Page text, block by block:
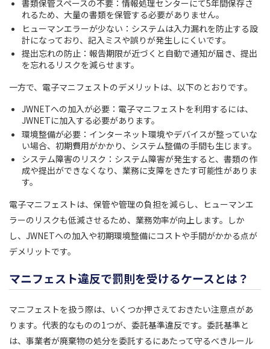
書類保管スペースの不要：情報処理センターにて5年間保存さ
れるため、大量の書類を保管する必要がありません。
ヒューマンエラーが少ない：システムは入力漏れを防止する設
計になっており、記入ミスや誤りが発生しにくいです。
提出忘れの防止：報告期限が近づくと自動で通知が届き、提出
を忘れるリスクを減らせます。
一方で、電子マニフェストのデメリットは、以下のとおりです。
JWNETへの加入が必要：電子マニフェストを利用するには、
JWNETに加入する必要があります。
環境整備が必要：インターネット環境やデバイスが整っていな
い場合、初期費用がかかり、システム整備の手間も生じます。
システム障害のリスク：システム障害が発生すると、書類の作
成や提出ができなくなり、業務に支障をきたす可能性がありま
す。
電子マニフェストは、保管や管理の負担を減らし、ヒューマンエ
ラーのリスクも低減させるため、業務効率が向上します。しか
し、JWNETへの加入や初期環境整備にコストや手間がかかる点が
デメリットです。
マニフェスト違反で罰則を受けるケースとは？
マニフェストを扱う際は、いくつか押さえておきたい注意点があ
ります。代表的なものの1つが、委託基準違反です。委託基準と
は、事業者が廃棄物の処分を委託するにあたって守るべきルール